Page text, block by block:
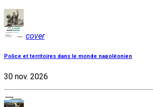
cover
Police et territoires dans le monde napoléonien
30 nov. 2026